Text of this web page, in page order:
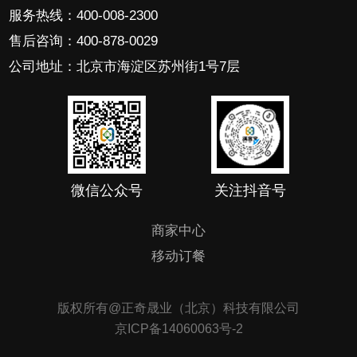
服务热线：400-008-2300
售后咨询：400-878-0029
公司地址：北京市海淀区苏州街1号7层
微信公众号 关注抖音号
商家中心
移动订餐
版权所有@正奇晟业（北京）科技有限公司
京ICP备14060063号-2